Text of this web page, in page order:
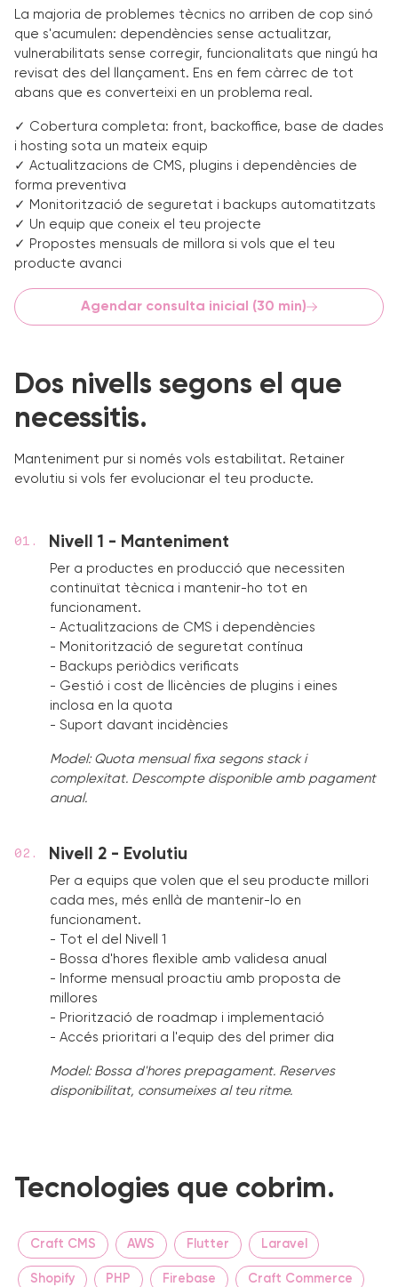
La majoria de problemes tècnics no arriben de cop sinó
que s'acumulen: dependències sense actualitzar,
vulnerabilitats sense corregir, funcionalitats que ningú ha
revisat des del llançament. Ens en fem càrrec de tot
abans que es converteixi en un problema real.
✓ Cobertura completa: front, backoffice, base de dades
i hosting sota un mateix equip
✓ Actualitzacions de CMS, plugins i dependències de
forma preventiva
✓ Monitorització de seguretat i backups automatitzats
✓ Un equip que coneix el teu projecte
✓ Propostes mensuals de millora si vols que el teu
producte avanci
Agendar consulta inicial (30 min)
Dos nivells segons el que
necessitis.
Manteniment pur si només vols estabilitat. Retainer
evolutiu si vols fer evolucionar el teu producte.
Nivell 1 - Manteniment
Per a productes en producció que necessiten
continuïtat tècnica i mantenir-ho tot en
funcionament.
- Actualitzacions de CMS i dependències
- Monitorització de seguretat contínua
- Backups periòdics verificats
- Gestió i cost de llicències de plugins i eines
inclosa en la quota
- Suport davant incidències
Model: Quota mensual fixa segons stack i
complexitat. Descompte disponible amb pagament
anual.
Nivell 2 - Evolutiu
Per a equips que volen que el seu producte millori
cada mes, més enllà de mantenir-lo en
funcionament.
- Tot el del Nivell 1
- Bossa d'hores flexible amb validesa anual
- Informe mensual proactiu amb proposta de
millores
- Priorització de roadmap i implementació
- Accés prioritari a l'equip des del primer dia
Model: Bossa d'hores prepagament. Reserves
disponibilitat, consumeixes al teu ritme.
Tecnologies que cobrim.
Craft CMS AWS Flutter Laravel
Shopify PHP Firebase Craft Commerce